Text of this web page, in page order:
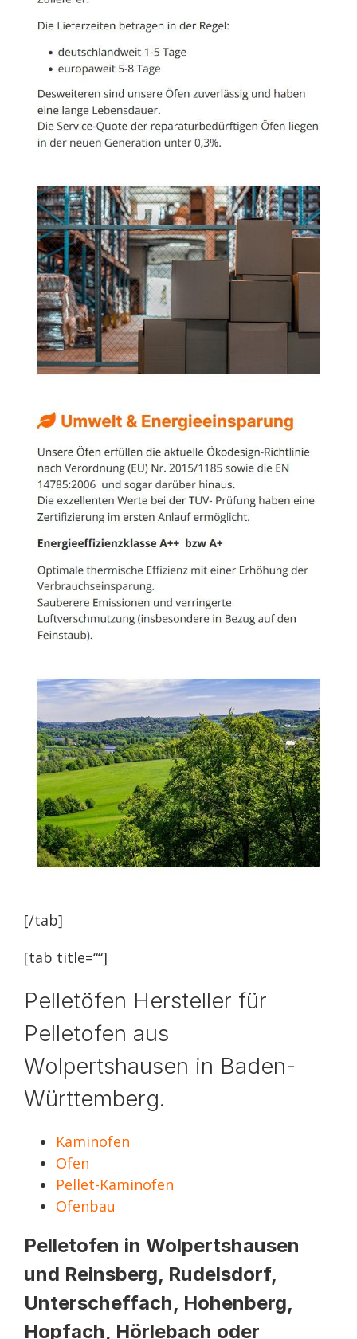
[/tab]
[tab title=““]
Pelletöfen Hersteller für
Pelletofen aus
Wolpertshausen in Baden-
Württemberg.
Kaminofen
Ofen
Pellet-Kaminofen
Ofenbau
Pelletofen in Wolpertshausen
und Reinsberg, Rudelsdorf,
Unterscheffach, Hohenberg,
Hopfach, Hörlebach oder